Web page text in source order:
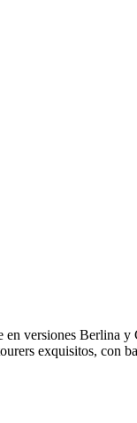
versiones Berlina y
exquisitos, con